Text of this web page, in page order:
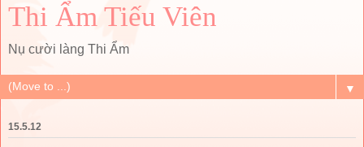
Thi Ẩm Tiếu Viên
Nụ cười làng Thi Ẩm
▼
15.5.12